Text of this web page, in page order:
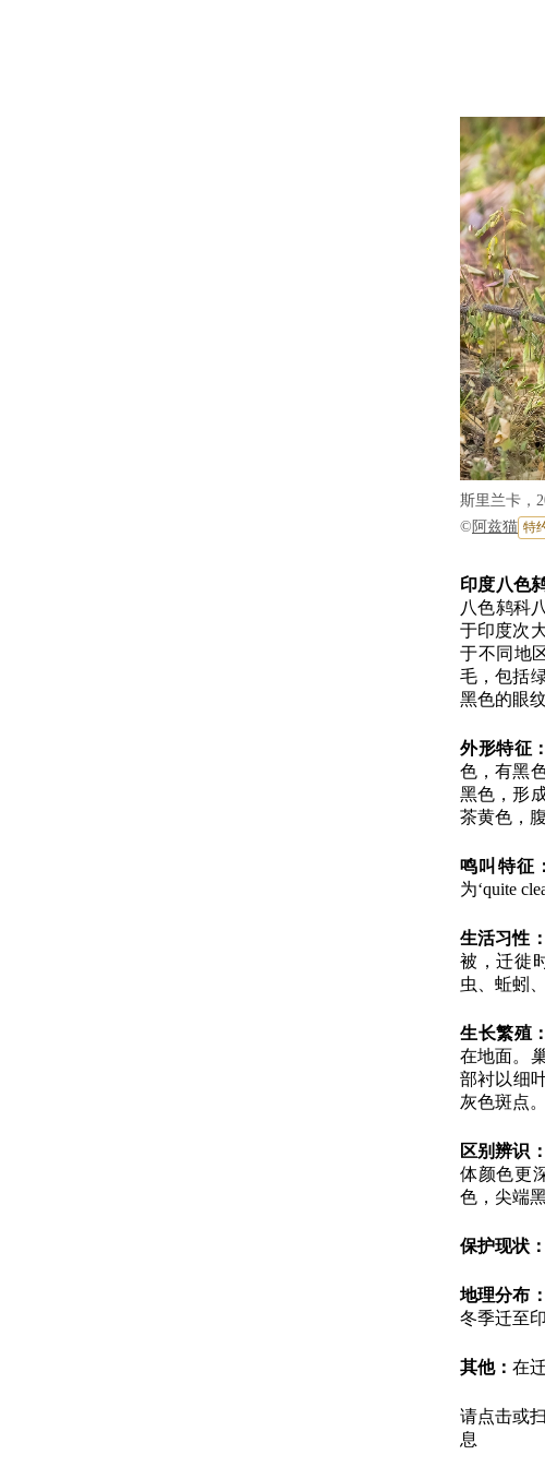
斯里兰卡，
© 阿兹猫 特
印度八色
八色鸫科
于印度次
于不同地
毛，包括
黑色的眼纹
外形特征：
色，有黑
黑色，形
茶黄色，
鸣叫特征：
为‘quite
生活习性：
被，迁徙
虫、蚯蚓
生长繁殖：
在地面。
部衬以细
灰色斑点。
区别辨识：
体颜色更
色，尖端黑
保护现状：
地理分布：
冬季迁至
其他： 在
请点击或
息